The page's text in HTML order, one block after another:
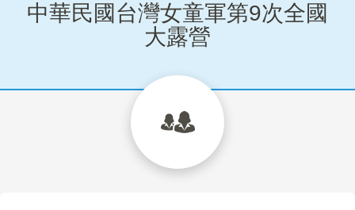
中華民國台灣女童軍第9次全國
大露營